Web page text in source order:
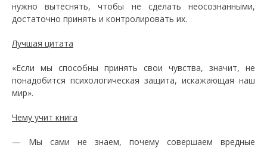
нужно вытеснять, чтобы не сделать неосознанными,
достаточно принять и контролировать их.
Лучшая цитата
«Если мы способны принять свои чувства, значит, не
понадобится психологическая защита, искажающая наш
мир».
Чему учит книга
— Мы сами не знаем, почему совершаем вредные